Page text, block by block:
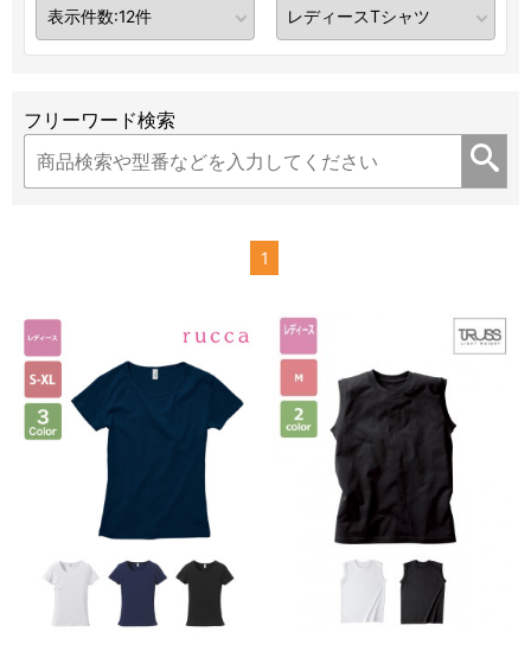
フリーワード検索
1